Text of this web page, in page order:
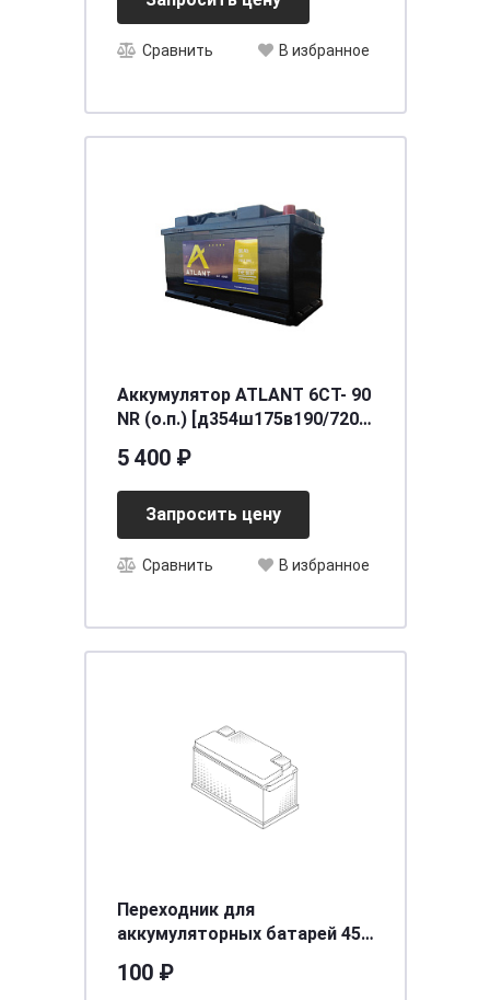
Сравнить В избранное
Аккумулятор ATLANT 6СТ- 90
NR (о.п.) [д354ш175в190/720]
5 400 ₽
Запросить цену
Сравнить В избранное
Переходник для
аккумуляторных батарей 45
100 ₽